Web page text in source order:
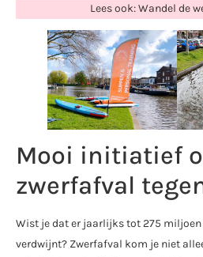
Lees ook: Wandel de
Mooi initiatief
zwerfafval
Wist je dat er jaarlijks tot 275
verdwijnt? Zwerfafval kom je niet